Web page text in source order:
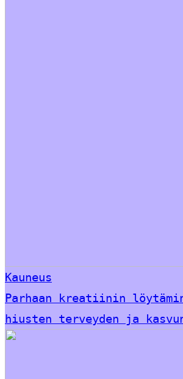
Kauneus
Parhaan kreatiinin
hiusten terveyden ja